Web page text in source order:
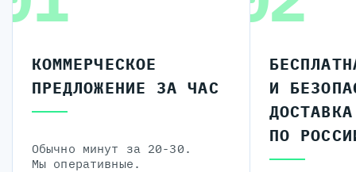
КОММЕРЧЕСКОЕ
ПРЕДЛОЖЕНИЕ ЗА ЧАС
Обычно минут за 20-30.
Мы оперативные.
И
ДОСТАВКА
ПО